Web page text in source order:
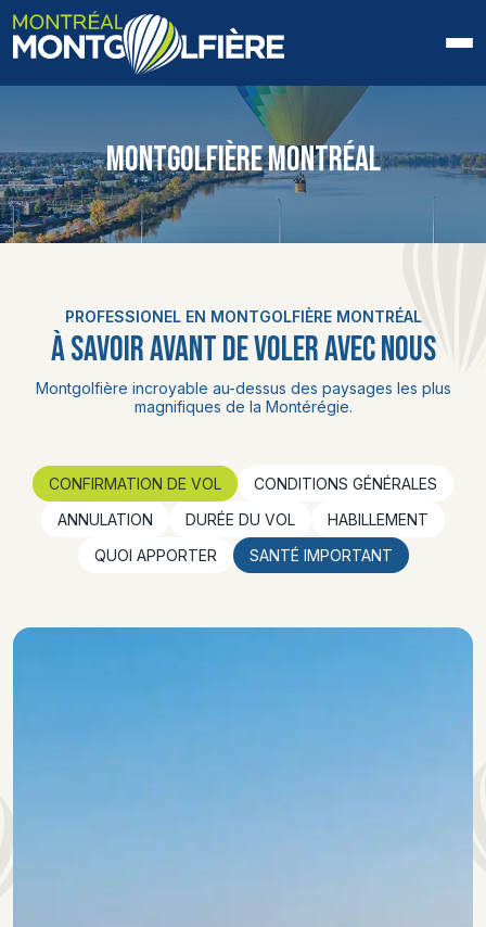
QUI SOMMES-NOUS
FAQ
PHOTOS ET VIDÉOS
CONTACT
MONTGOLFIÈRE MONTRÉAL
PROFESSIONEL EN MONTGOLFIÈRE MONTRÉAL
À SAVOIR AVANT DE VOLER AVEC NOUS
Montgolfière incroyable au-dessus des paysages les plus
magnifiques de la Montérégie.
CONFIRMATION DE VOL
CONDITIONS GÉNÉRALES
ANNULATION
DURÉE DU VOL
HABILLEMENT
QUOI APPORTER
SANTÉ IMPORTANT